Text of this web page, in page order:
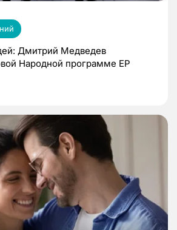
Дмитрий Медведев
Народной программе ЕР